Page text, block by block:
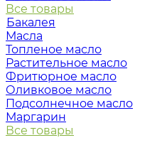
Все товары
Бакалея
Масла
Топленое масло
Растительное масло
Фритюрное масло
Оливковое масло
Подсолнечное масло
Маргарин
Все товары